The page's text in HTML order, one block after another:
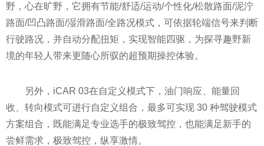
野，心在旷野，它拥有节能/舒适/运动/个性化/松散路面/泥泞
路面/凹凸路面/湿滑路面/全路况模式，可依据轮端信号来判断
行驶路况，并自动分配扭矩，实现智能四驱，为探寻趣野新
境的年轻人带来更随心所驭的超预期操控体验。
另外，iCAR 03在自定义模式下，油门响应、能量回
收、转向模式可进行自定义组合，最多可实现 30 种驾驶模式
方案组合，既能满足专业选手的极致驾控，也能满足新手的
尝鲜需求，极致驾控，纵享激情。